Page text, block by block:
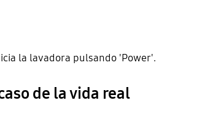
la lavadora pulsando 'Power'.
de la vida real